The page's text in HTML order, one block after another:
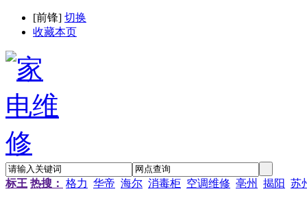
[前锋] 切换
收藏本页
标王 热搜： 格力 华帝 海尔 消毒柜 空调维修 亳州 揭阳 苏